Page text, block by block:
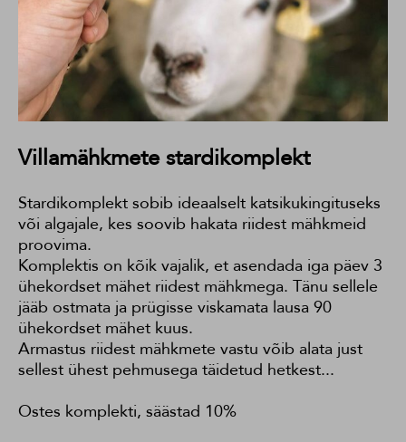
Villamähkmete stardikomplekt
Stardikomplekt sobib ideaalselt katsikukingituseks
või algajale, kes soovib hakata riidest mähkmeid
proovima.
Komplektis on kõik vajalik, et asendada iga päev 3
ühekordset mähet riidest mähkmega. Tänu sellele
jääb ostmata ja prügisse viskamata lausa 90
ühekordset mähet kuus.
Armastus riidest mähkmete vastu võib alata just
sellest ühest pehmusega täidetud hetkest...
Ostes komplekti, säästad 10%